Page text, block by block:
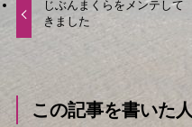
じぶんまくらをメンテして
きました
この記事を書いた人